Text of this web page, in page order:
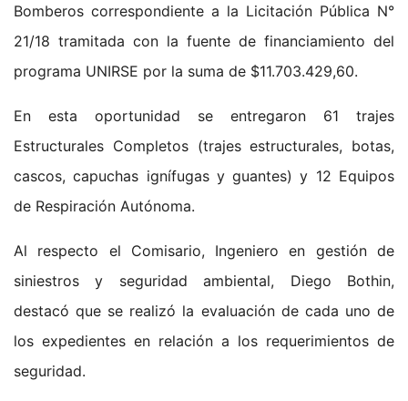
Bomberos correspondiente a la Licitación Pública N°
21/18 tramitada con la fuente de financiamiento del
programa UNIRSE por la suma de $11.703.429,60.
En esta oportunidad se entregaron 61 trajes
Estructurales Completos (trajes estructurales, botas,
cascos, capuchas ignífugas y guantes) y 12 Equipos
de Respiración Autónoma.
Al respecto el Comisario, Ingeniero en gestión de
siniestros y seguridad ambiental, Diego Bothin,
destacó que se realizó la evaluación de cada uno de
los expedientes en relación a los requerimientos de
seguridad.